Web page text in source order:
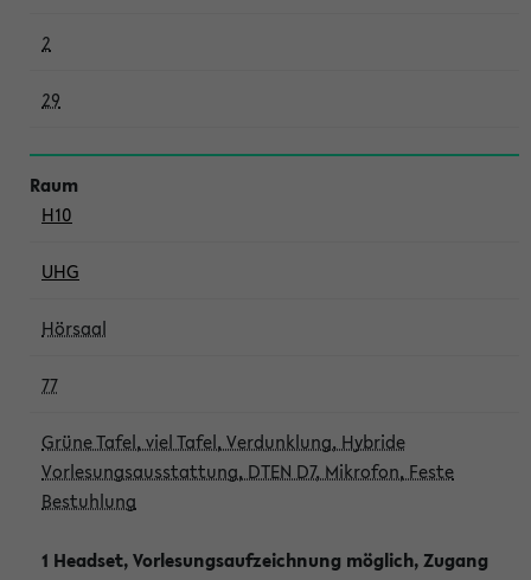
2
29
H10
UHG
Hörsaal
77
Grüne Tafel, viel Tafel, Verdunklung, Hybride
Vorlesungsausstattung, DTEN D7, Mikrofon, Feste
Bestuhlung
1 Headset, Vorlesungsaufzeichnung möglich, Zugang